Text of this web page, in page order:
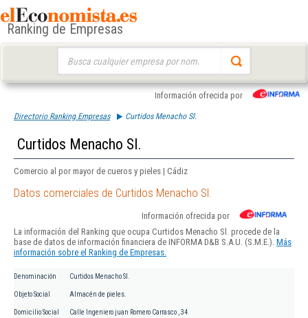
Ranking de Empresas
Información ofrecida por
Directorio Ranking Empresas Curtidos Menacho Sl.
Curtidos Menacho Sl.
Comercio al por mayor de cueros y pieles | Cádiz
Datos comerciales de Curtidos Menacho Sl.
Información ofrecida por
La información del Ranking que ocupa Curtidos Menacho Sl. procede de la
base de datos de información financiera de INFORMA D&B S.A.U. (S.M.E.). Más
información sobre el Ranking de Empresas.
Denominación Curtidos Menacho Sl.
Objeto Social Almacén de pieles.
Domicilio Social Calle Ingeniero juan Romero Carrasco , 34